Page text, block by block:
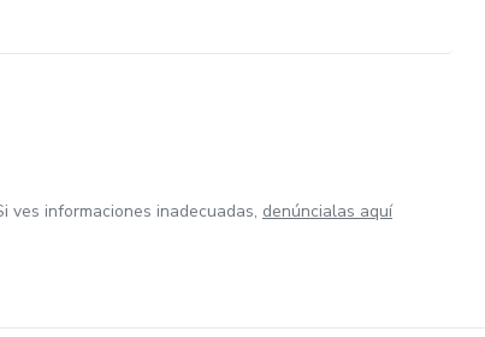
ves informaciones inadecuadas, denúncialas aquí